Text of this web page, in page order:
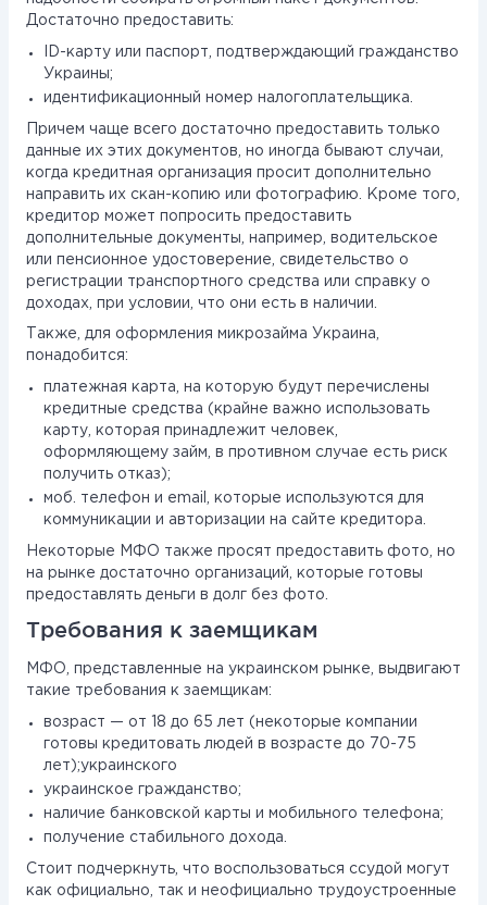
Достаточно предоставить:
ID-карту или паспорт, подтверждающий гражданство
Украины;
идентификационный номер налогоплательщика.
Причем чаще всего достаточно предоставить только
данные их этих документов, но иногда бывают случаи,
когда кредитная организация просит дополнительно
направить их скан-копию или фотографию. Кроме того,
кредитор может попросить предоставить
дополнительные документы, например, водительское
или пенсионное удостоверение, свидетельство о
регистрации транспортного средства или справку о
доходах, при условии, что они есть в наличии.
Также, для оформления микрозайма Украина,
понадобится:
платежная карта, на которую будут перечислены
кредитные средства (крайне важно использовать
карту, которая принадлежит человек,
оформляющему займ, в противном случае есть риск
получить отказ);
моб. телефон и email, которые используются для
коммуникации и авторизации на сайте кредитора.
Некоторые МФО также просят предоставить фото, но
на рынке достаточно организаций, которые готовы
предоставлять деньги в долг без фото.
Требования к заемщикам
МФО, представленные на украинском рынке, выдвигают
такие требования к заемщикам:
возраст — от 18 до 65 лет (некоторые компании
готовы кредитовать людей в возрасте до 70-75
лет);украинского
украинское гражданство;
наличие банковской карты и мобильного телефона;
получение стабильного дохода.
Стоит подчеркнуть, что воспользоваться ссудой могут
как официально, так и неофициально трудоустроенные